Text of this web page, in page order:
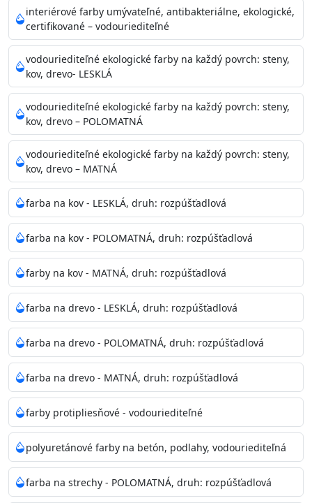
znižuje (o 99,9%) množstvo baktérií na povrchu náteru.
Preto jevhodná na nátery priestor s
vysokými nárokmi na hygienickú čistotu ako sú
nemocnice, pôrodnice, operačné
sály, potravinárske priestory, detské izby, školy,
škôlky, telocvične, a samozrejme je
vhodná aj do bežných priestorov. Je plne umývateľná
(trieda 2 podľa EN 13300) pri
zachovaní priedušnosti vodných pár z natretých
povrchov. Má vynikajúcu kryciu schopnosť,
vysokú výdatnosť a výborný rozliv. Je možné ju tónovať v
bohatej škále odtieňov.
Odtieň: Biela + je možné tónovať podľa RAL, NCS,
Pantone
Informácie k aplikácií
Pred použitím farbu narieďte do 10% vodou podľa
spôsobu aplikácie. Dobre premiešajte a občas opakujte
aj počas náteru. Naneste jednu
vrstvu štetcom, valčekom alebo striekacou pištoľou
farba zasychá na dotyk po 30-60min./23°C po
dokonalom preschnutí minimálne 3-
4hod/23°C je možné aplikovať ďalšiu vrstvu náteru.
Doba schnutia je závislá na poveternostných
podmienkach s vyššou vlhkosťou a nižšou
teplotou sa doba schnutia predlžuje.
interiérové farby umývateľné, antibakteriálne, ekologické,
certifikované – vodouriediteľné
vodouriediteľné ekologické farby na každý povrch: steny,
kov, drevo- LESKLÁ
vodouriediteľné ekologické farby na každý povrch: steny,
kov, drevo – POLOMATNÁ
vodouriediteľné ekologické farby na každý povrch: steny,
kov, drevo – MATNÁ
farba na kov - LESKLÁ, druh: rozpúšťadlová
farba na kov - POLOMATNÁ, druh: rozpúšťadlová
farby na kov - MATNÁ, druh: rozpúšťadlová
farba na drevo - LESKLÁ, druh: rozpúšťadlová
farba na drevo - POLOMATNÁ, druh: rozpúšťadlová
farba na drevo - MATNÁ, druh: rozpúšťadlová
farby protipliesňové - vodouriediteľné
polyuretánové farby na betón, podlahy, vodouriediteľná
farba na strechy - POLOMATNÁ, druh: rozpúšťadlová